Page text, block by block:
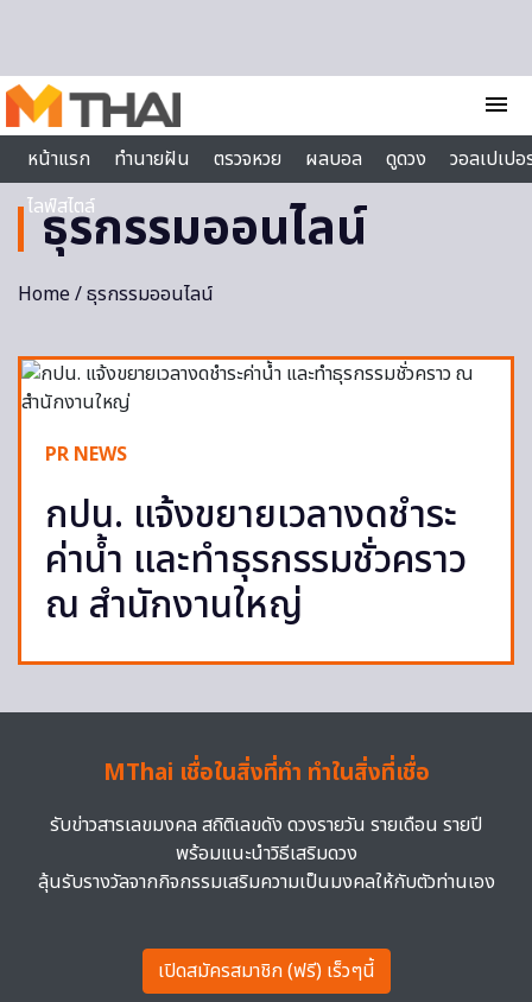
menu
หน้าแรก
ทำนายฝัน ตรวจหวย ผลบอล ดูดวง
วอลเปเป
ไลฟ์สไตล์
ธุรกรรมออนไลน์
Home/ ธุรกรรมออนไลน์
PR NEWS
กปน. แจ้งขยายเวลางดชำระ
ค่าน้ำ และทำธุรกรรมชั่วคราว
ณ สำนักงานใหญ่
MThai เชื่อในสิ่งที่ทำ ทำในสิ่งที่เชื่อ
รับข่าวสารเลขมงคล สถิติเลขดัง ดวงรายวัน รายเดือน รายปี
พร้อมแนะนำวิธีเสริมดวง
ลุ้นรับรางวัลจากกิจกรรมเสริมความเป็นมงคลให้กับตัวท่านเอง
เปิดสมัครสมาชิก (ฟรี) เร็วๆนี้